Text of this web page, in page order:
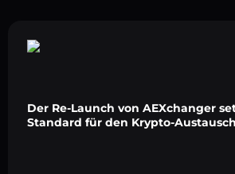
Der Re-Launch von AEXchanger
Standard für den Krypto-